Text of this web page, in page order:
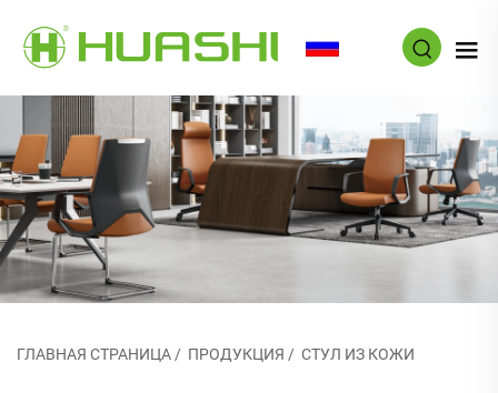
ГЛАВНАЯ СТРАНИЦА / ПРОДУКЦИЯ / СТУЛ ИЗ КОЖИ